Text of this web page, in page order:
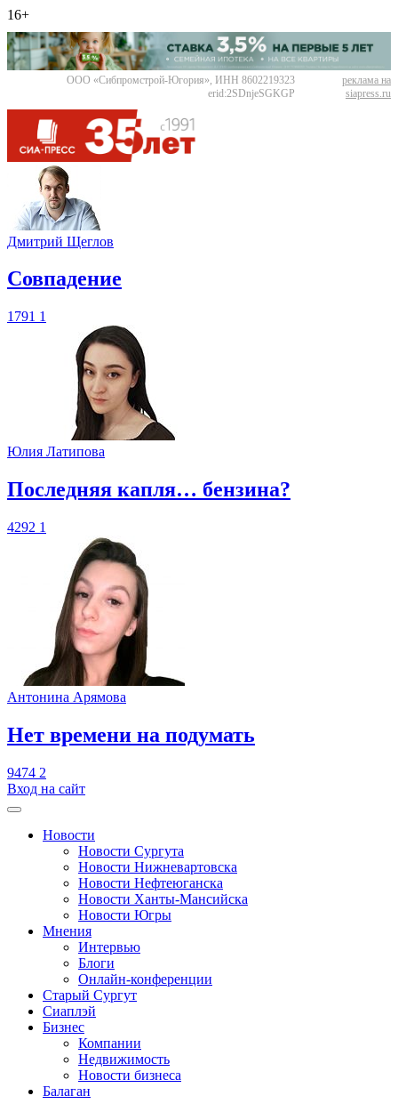
16+
ООО «Сибпромстрой-Югория», ИНН 8602219323
erid:2SDnjeSGKGP
реклама на
siapress.ru
Дмитрий Щеглов
​Совпадение
1791 1
Юлия Латипова
​Последняя капля… бензина?
4292 1
Антонина Арямова
​Нет времени на подумать
9474 2
Вход на сайт
Новости
Новости Сургута
Новости Нижневартовска
Новости Нефтеюганска
Новости Ханты-Мансийска
Новости Югры
Мнения
Интервью
Блоги
Онлайн-конференции
Старый Сургут
Сиаплэй
Бизнес
Компании
Недвижимость
Новости бизнеса
Балаган